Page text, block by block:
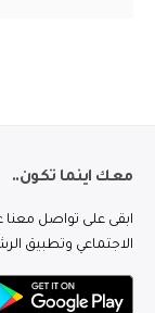
معك اينما تكون..
ابقى على تواصل معنا
الاجتماعي وتطبيق